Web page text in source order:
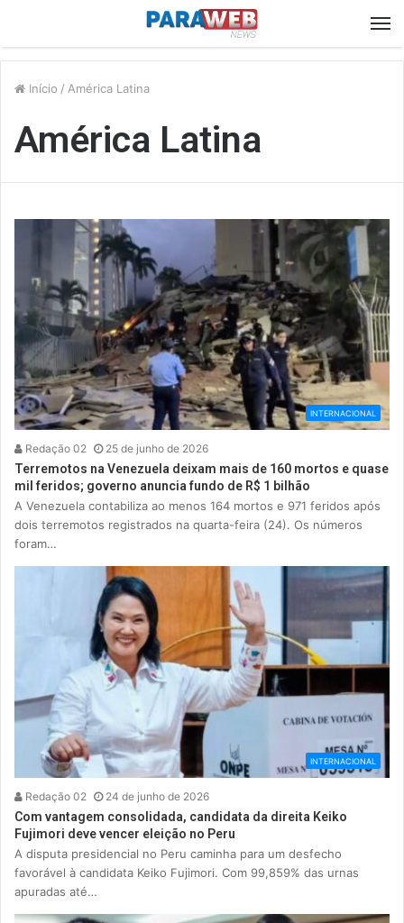
Início / América Latina
América Latina
INTERNACIONAL
Redação 02 25 de junho de 2026
Terremotos na Venezuela deixam mais de 160 mortos e quase
mil feridos; governo anuncia fundo de R$ 1 bilhão
A Venezuela contabiliza ao menos 164 mortos e 971 feridos após
dois terremotos registrados na quarta-feira (24). Os números
foram…
INTERNACIONAL
Redação 02 24 de junho de 2026
Com vantagem consolidada, candidata da direita Keiko
Fujimori deve vencer eleição no Peru
A disputa presidencial no Peru caminha para um desfecho
favorável à candidata Keiko Fujimori. Com 99,859% das urnas
apuradas até…